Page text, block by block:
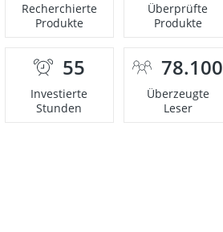
Recherchierte
Produkte
Überprüfte
Produkte
55
Investierte
Stunden
78.100
Überzeugte
Leser